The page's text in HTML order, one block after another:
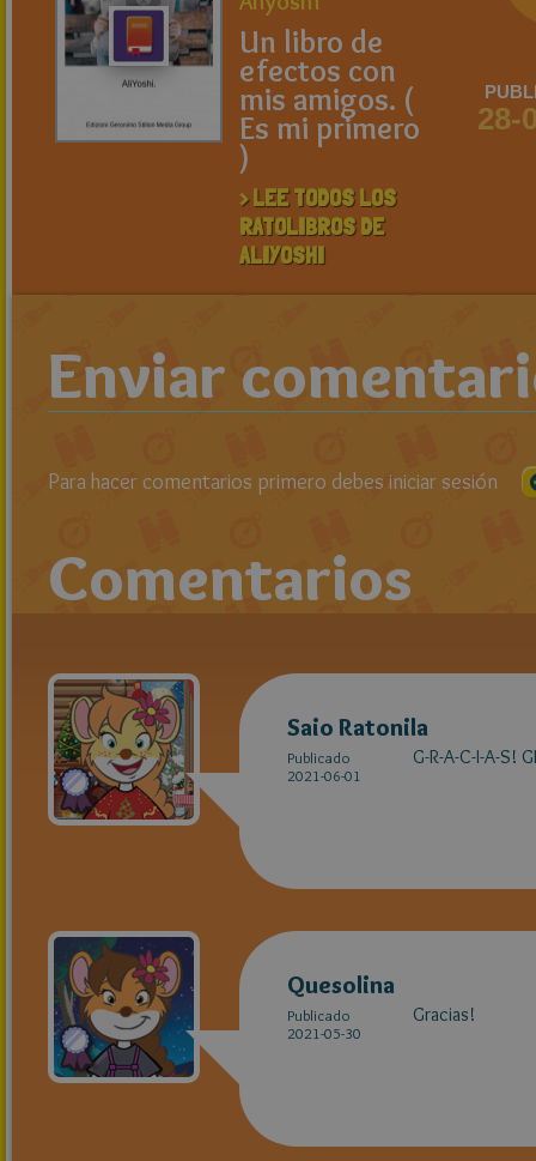
Un libro de
efectos con
mis amigos. (
Es mi primero
)
> LEE TODOS LOS
RATOLIBROS DE
ALIYOSHI
28-
Enviar
Para hacer comentarios primero debes iniciar sesión
Comentarios
Saio Ratonila
Publicado
2021-06-01
G-R-A-C-I-A-S!
Quesolina
Publicado
2021-05-30
Gracias!